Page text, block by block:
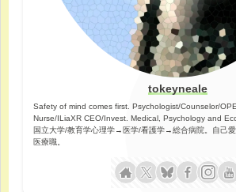
tokeyneale
Safety of mind comes first. Psychologist/Counselor/
Nurse/ILiaXR CEO/Invest. Medical, Psychology and
国立大学/教育学心理学→医学/看護学→総合病院。自己愛
医療職。